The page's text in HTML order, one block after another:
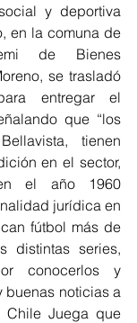
y deportiva
en la comuna de
de Bienes
se trasladó
entregar el
que “los
tienen
en el sector,
el año 1960
jurídica en
fútbol más de
distintas series,
conocerlos y
buenas noticias a
Chile Juega que